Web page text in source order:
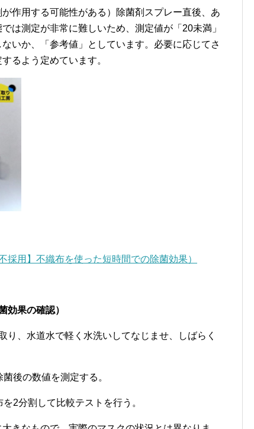
作用する可能性がある）除菌剤スプレー直後、あ
は測定が非常に難しいため、測定値が「20未満」
いか、「参考値」としています。必要に応じてさ
るよう定めています。
用】不織布を使った短時間での除菌効果）
効果の確認）
り、水道水で軽く水洗いしてなじませ、しばらく
後の数値を測定する。
2分割して比較テストを行う。